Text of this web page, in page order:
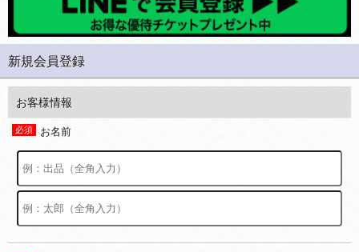
新規会員登録
お客様情報
お名前